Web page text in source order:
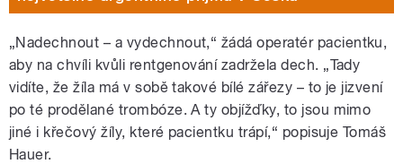
„Nadechnout – a vydechnout,“ žádá operatér pacientku,
aby na chvíli kvůli rentgenování zadržela dech. „Tady
vidíte, že žíla má v sobě takové bílé zářezy – to je jizvení
po té prodělané trombóze. A ty objížďky, to jsou mimo
jiné i křečový žíly, které pacientku trápí,“ popisuje Tomáš
Hauer.